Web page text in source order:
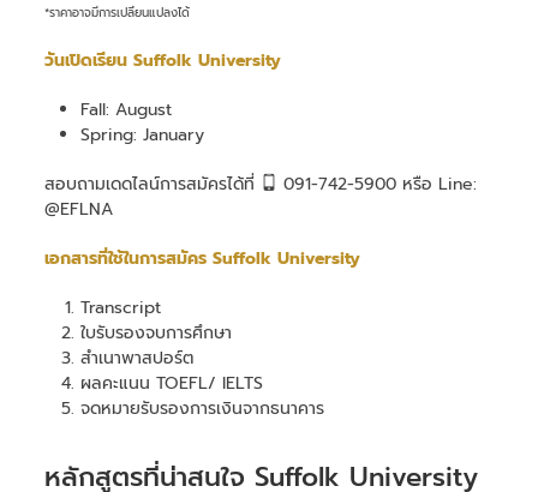
*ราคาอาจมีการเปลี่ยนแปลงได้
วันเปิดเรียน Suffolk University
Fall: August
Spring: January
สอบถามเดดไลน์การสมัครได้ที่
091-742-5900 หรือ Line:
@EFLNA
เอกสารที่ใช้ในการสมัคร Suffolk University
Transcript
ใบรับรองจบการศึกษา
สำเนาพาสปอร์ต
ผลคะแนน TOEFL/ IELTS
จดหมายรับรองการเงินจากธนาคาร
หลักสูตรที่น่าสนใจ Suffolk University